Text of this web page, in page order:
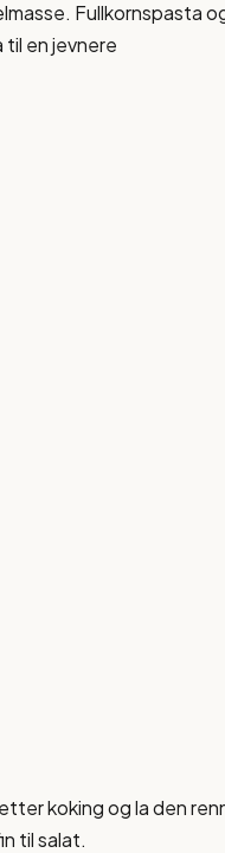
Fullkornspasta
til en jevnere
koking og la den
til salat.